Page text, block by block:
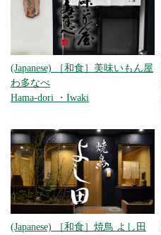
(Japanese) ［和食］美味いもん屋
わ多なべ
Hama-dori ・ Iwaki
(Japanese) ［和食］焼鳥 よし田